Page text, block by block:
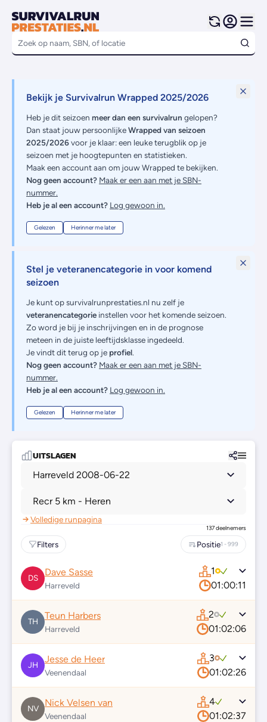
Bekijk je Survivalrun Wrapped 2025/2026
Heb je dit seizoen meer dan een survivalrun gelopen?
Dan staat jouw persoonlijkeWrapped van seizoen
2025/2026voor je klaar: een leuke terugblik op je
seizoen met je hoogtepunten en statistieken.
Maak een account aan om jouw Wrapped te bekijken.
Nog geen account? Maak er een aan met je SBN-
nummer.
Heb je al een account? Log gewoon in.
Gelezen Herinner me later
Stel je veteranencategorie in voor komend
seizoen
Je kunt op survivalrunprestaties.nl nu zelf je
veteranencategorie instellen voor het komende seizoen.
Zo word je bij je inschrijvingen en in de prognose
meteen in de juiste leeftijdsklasse ingedeeld.
Je vindt dit terug op je profiel.
Nog geen account? Maak er een aan met je SBN-
nummer.
Heb je al een account? Log gewoon in.
Gelezen Herinner me later
UITSLAGEN
Harreveld 2008-06-22
Recr 5 km - Heren
Volledige runpagina
137 deelnemers
Filters Positie1 - 999
DS
Dave Sasse
Harreveld
1
01:00:11
TH
Teun Harbers
Harreveld
2
01:02:06
JH
Jesse de Heer
Veenendaal
3
01:02:26
NV
Nick Velsen van
Veenendaal
4
01:02:37